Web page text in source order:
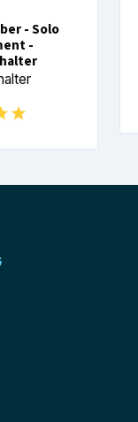
- Solo
-